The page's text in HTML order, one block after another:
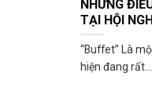
NHỮNG
TẠI HỘI
“Buffet” Là
hiện đang rất...